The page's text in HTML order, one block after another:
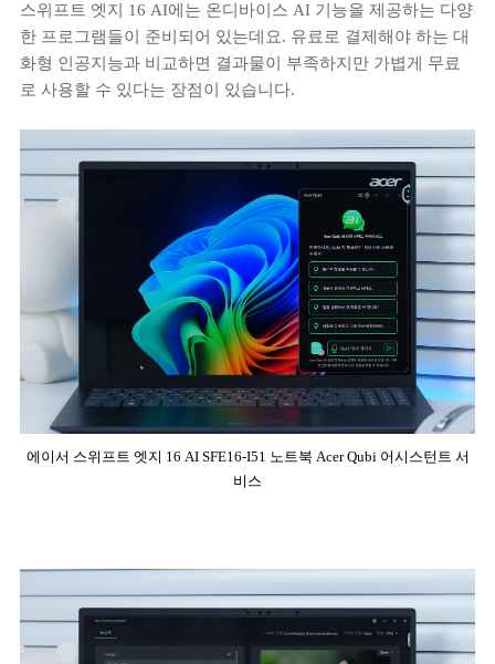
스위프트 엣지 16 AI에는 온디바이스 AI 기능을 제공하는 다양
한 프로그램들이 준비되어 있는데요. 유료로 결제해야 하는 대
화형 인공지능과 비교하면 결과물이 부족하지만 가볍게 무료
로 사용할 수 있다는 장점이 있습니다.
에이서 스위프트 엣지 16 AI SFE16-I51 노트북 Acer Qubi 어시스턴트 서
비스